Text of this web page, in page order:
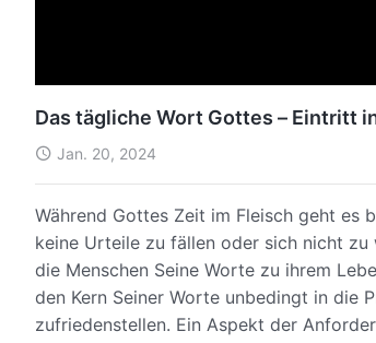
Das tägliche Wort Gottes – Eintritt
Jan. 20, 2024
Während Gottes Zeit im Fleisch geht es
keine Urteile zu fällen oder sich nicht
die Menschen Seine Worte zu ihrem
den Kern Seiner Worte unbedingt in die
zufriedenstellen. Ein Aspekt der